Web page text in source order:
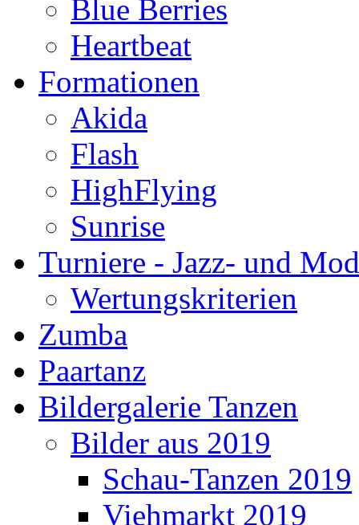
Blue Berries
Heartbeat
Formationen
Akida
Flash
HighFlying
Sunrise
Turniere - Jazz- und
Wertungskriterien
Zumba
Paartanz
Bildergalerie Tanzen
Bilder aus 2019
Schau-Tanzen 2019
Viehmarkt 2019